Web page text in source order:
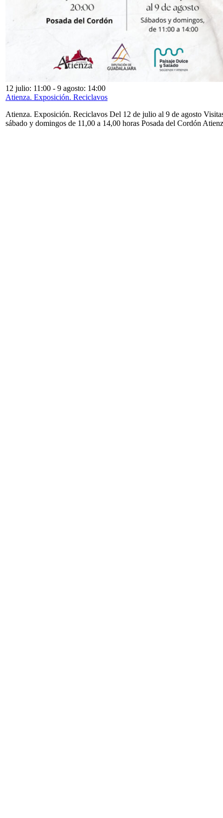
12 julio: 11:00 - 9 agosto: 14:00
Atienza. Exposición. Reciclavos
Atienza. Exposición. Reciclavos Del 12 de julio al 9 de agosto
sábado y domingos de 11,00 a 14,00 horas Posada del Cordón